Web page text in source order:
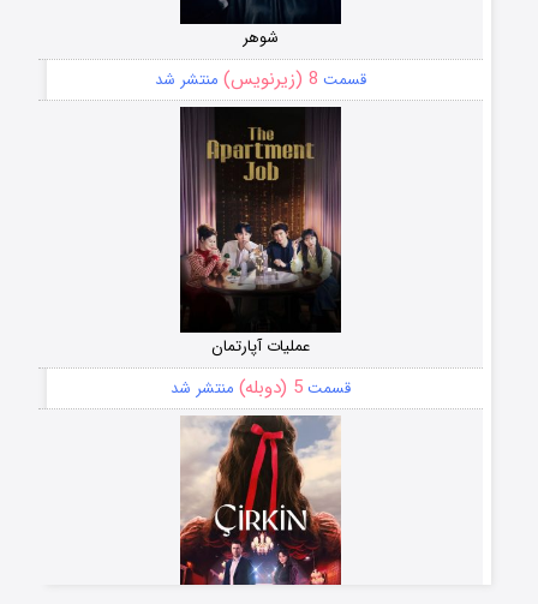
شوهر
قسمت 8 (زیرنویس) منتشر شد
عملیات آپارتمان
قسمت5 (دوبله) منتشر شد